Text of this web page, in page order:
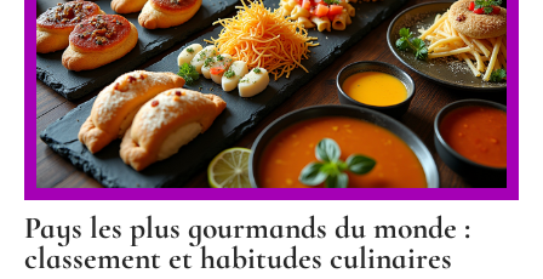
Pays les plus gourmands du monde :
classement et habitudes culinaires